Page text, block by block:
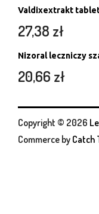
Valdixextrakt
27,38 zł
Nizoral leczniczy
20,66 zł
Copyright © 2026
Commerce by Catch